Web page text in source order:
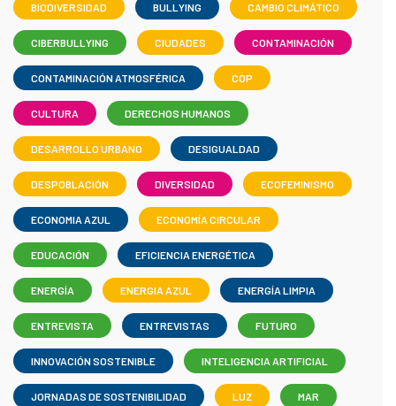
BIODIVERSIDAD BULLYING CAMBIO CLIMÁTICO
CIBERBULLYING CIUDADES CONTAMINACIÓN
CONTAMINACIÓN ATMOSFÉRICA COP
CULTURA DERECHOS HUMANOS
DESARROLLO URBANO DESIGUALDAD
DESPOBLACIÓN DIVERSIDAD ECOFEMINISMO
ECONOMIA AZUL ECONOMÍA CIRCULAR
EDUCACIÓN EFICIENCIA ENERGÉTICA
ENERGÍA ENERGIA AZUL ENERGÍA LIMPIA
ENTREVISTA ENTREVISTAS FUTURO
INNOVACIÓN SOSTENIBLE INTELIGENCIA ARTIFICIAL
JORNADAS DE SOSTENIBILIDAD LUZ MAR